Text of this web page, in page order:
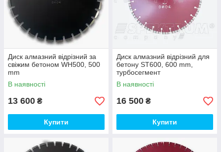
Диск алмазний відрізний за
свіжим бетоном WH500, 500
mm
В наявності
13 600 ₴
Купити
Диск алмазний відрізний для
бетону ST600, 600 mm,
турбосегмент
В наявності
16 500 ₴
Купити